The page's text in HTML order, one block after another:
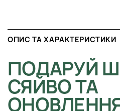
ОПИС ТА ХАРАКТЕРИСТИКИ
ПОДАРУЙ
СЯЙВО ТА